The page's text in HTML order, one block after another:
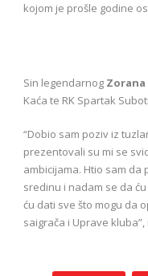
kojom je prošle godine
Sin legendarnog Zorana
Kaća te RK Spartak
“Dobio sam poziv iz
prezentovali su mi se
ambicijama. Htio sam
sredinu i nadam se da
ću dati sve što mogu da
saigrača i Uprave